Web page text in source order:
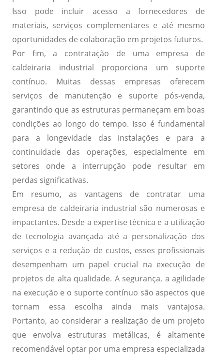
Isso pode incluir acesso a fornecedores de
materiais, serviços complementares e até mesmo
oportunidades de colaboração em projetos futuros.
Por fim, a contratação de uma empresa de
caldeiraria industrial proporciona um suporte
contínuo. Muitas dessas empresas oferecem
serviços de manutenção e suporte pós-venda,
garantindo que as estruturas permaneçam em boas
condições ao longo do tempo. Isso é fundamental
para a longevidade das instalações e para a
continuidade das operações, especialmente em
setores onde a interrupção pode resultar em
perdas significativas.
Em resumo, as vantagens de contratar uma
empresa de caldeiraria industrial são numerosas e
impactantes. Desde a expertise técnica e a utilização
de tecnologia avançada até a personalização dos
serviços e a redução de custos, esses profissionais
desempenham um papel crucial na execução de
projetos de alta qualidade. A segurança, a agilidade
na execução e o suporte contínuo são aspectos que
tornam essa escolha ainda mais vantajosa.
Portanto, ao considerar a realização de um projeto
que envolva estruturas metálicas, é altamente
recomendável optar por uma empresa especializada